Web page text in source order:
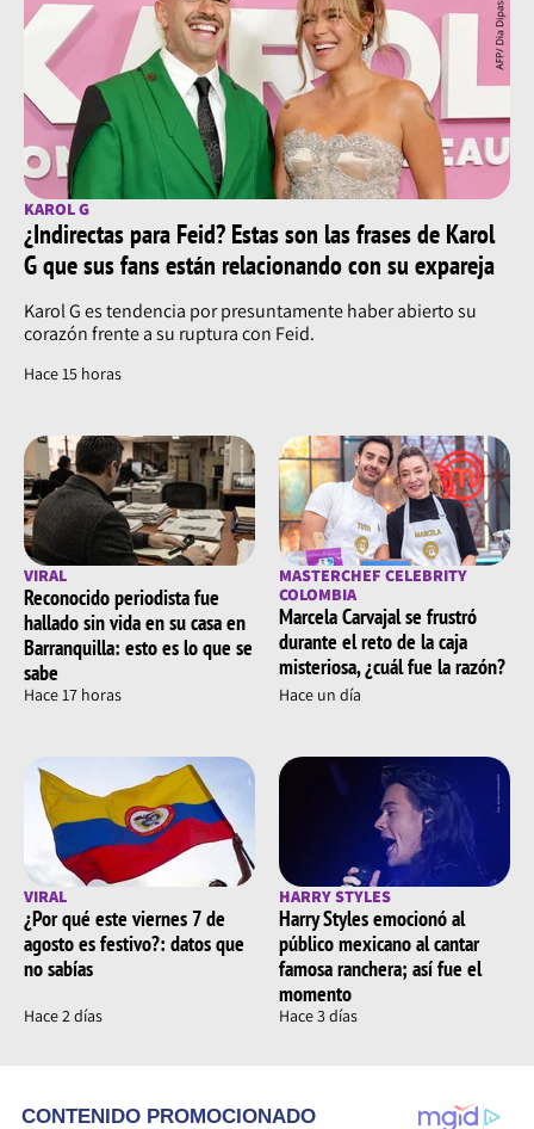
KAROL G
¿Indirectas para Feid? Estas son las frases de Karol
G que sus fans están relacionando con su expareja
Karol G es tendencia por presuntamente haber abierto su
corazón frente a su ruptura con Feid.
Hace 15 horas
VIRAL
Reconocido periodista fue
hallado sin vida en su casa en
Barranquilla: esto es lo que se
sabe
Hace 17 horas
MASTERCHEF CELEBRITY
COLOMBIA
Marcela Carvajal se frustró
durante el reto de la caja
misteriosa, ¿cuál fue la razón?
Hace un día
VIRAL
¿Por qué este viernes 7 de
agosto es festivo?: datos que
no sabías
Hace 2 días
HARRY STYLES
Harry Styles emocionó al
público mexicano al cantar
famosa ranchera; así fue el
momento
Hace 3 días